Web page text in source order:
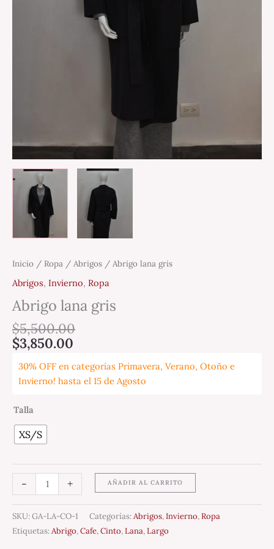
Inicio / Ropa / Abrigos / Abrigo lana gris
Abrigos, Invierno, Ropa
Abrigo lana gris
$5,500.00
$3,850.00
30% OFF en categorías Primavera, Verano, Otoño e
Invierno! hasta el 15 de Agosto
Talla
XS/S
- + AÑADIR AL CARRITO
SKU:GA-LA-CO-1 Categorías:Abrigos,Invierno,Ropa
Etiquetas:Abrigo,Cafe,Cinto,Lana,Largo